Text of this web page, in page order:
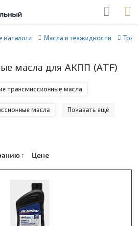
каталоги Масла и техжидкости
масла для АКПП (ATF)
трансмиссионные масла
масла Показать ещё
↑ Цене